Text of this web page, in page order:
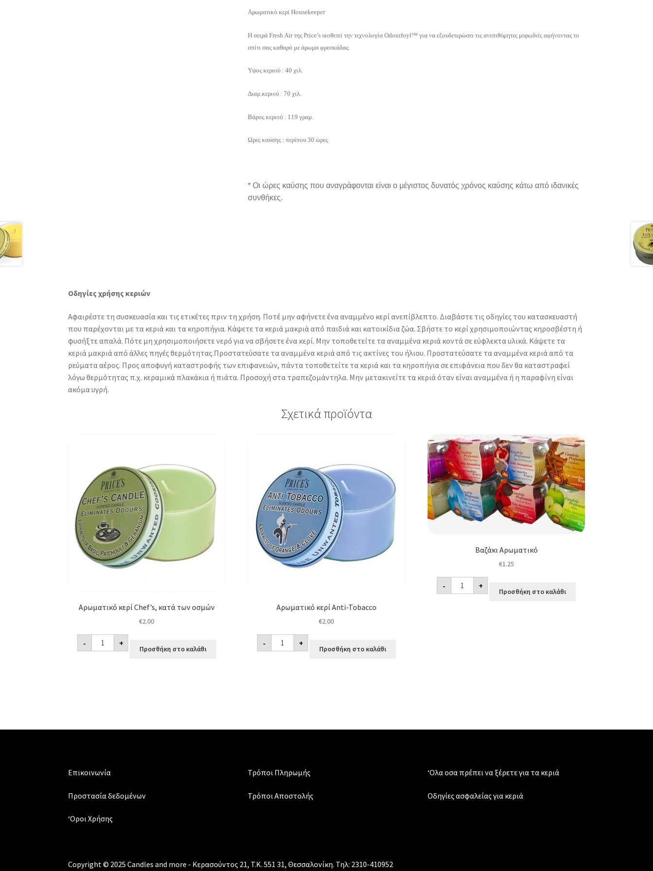
Αρωματικό κερί Housekeeper
H σειρά Fresh Air της Price’s υιοθετεί την τεχνολογία Odourfoyl™ για να εξουδετερώσει τις ανεπιθύμητες μυρωδιές αφήνοντας το
σπίτι σας καθαρό με άρωμα φρεσκάδας.
Υψος κεριού : 40 χιλ.
Διαμ.κεριού : 70 χιλ.
Βάρος κεριού : 119 γραμ.
Ωρες καύσης : περίπου 30 ώρες
* Οι ώρες καύσης που αναγράφονται είναι ο μέγιστος δυνατός χρόνος καύσης κάτω από ιδανικές
συνθήκες.
Οδηγίες χρήσης κεριών
Αφαιρέστε τη συσκευασία και τις ετικέτες πριν τη χρήση. Ποτέ μην αφήνετε ένα αναμμένο κερί ανεπίβλεπτο. Διαβάστε τις οδηγίες του κατασκευαστή
που παρέχονται με τα κεριά και τα κηροπήγια. Κάψετε τα κεριά μακριά από παιδιά και κατοικίδια ζώα. Σβήστε το κερί χρησιμοποιώντας κηροσβέστη ή
φυσήξτε απαλά. Πότε μη χρησιμοποιήσετε νερό για να σβήσετε ένα κερί. Μην τοποθετείτε τα αναμμένα κεριά κοντά σε εύφλεκτα υλικά. Κάψετε τα
κεριά μακριά από άλλες πηγές θερμότητας.Προστατεύσατε τα αναμμένα κεριά από τις ακτίνες του ήλιου. Προστατεύσατε τα αναμμένα κεριά από τα
ρεύματα αέρος. Προς αποφυγή καταστροφής των επιφανειών, πάντα τοποθετείτε τα κεριά και τα κηροπήγια σε επιφάνεια που δεν θα καταστραφεί
λόγω θερμότητας π.χ. κεραμικά πλακάκια ή πιάτα. Προσοχή στα τραπεζομάντηλα. Μην μετακινείτε τα κεριά όταν είναι αναμμένα ή η παραφίνη είναι
ακόμα υγρή.
Σχετικά προϊόντα
Αρωματικό κερί Chef’s, κατά των οσμών
€2.00
-
Αρωματικό
κερί
Chef's,
+
Προσθήκη στο καλάθι
Αρωματικό κερί Anti-Tobacco
€2.00
-
Αρωματικό
κερί
Anti-
+
Προσθήκη στο καλάθι
Βαζάκι Αρωματικό
€1.25
-
Βαζάκι
Αρωματικό
ποσότητα
+
Προσθήκη στο καλάθι
Επικοινωνία
Προστασία δεδομένων
‘Οροι Χρήσης
Τρόποι Πληρωμής
Τρόποι Αποστολής
‘Ολα οσα πρέπει να ξέρετε για τα κεριά
Οδηγίες ασφαλείας για κεριά
Copyright © 2025 Candles and more - Κερασούντος 21, T.K. 551 31, Θεσσαλονίκη. Τηλ: 2310-410952